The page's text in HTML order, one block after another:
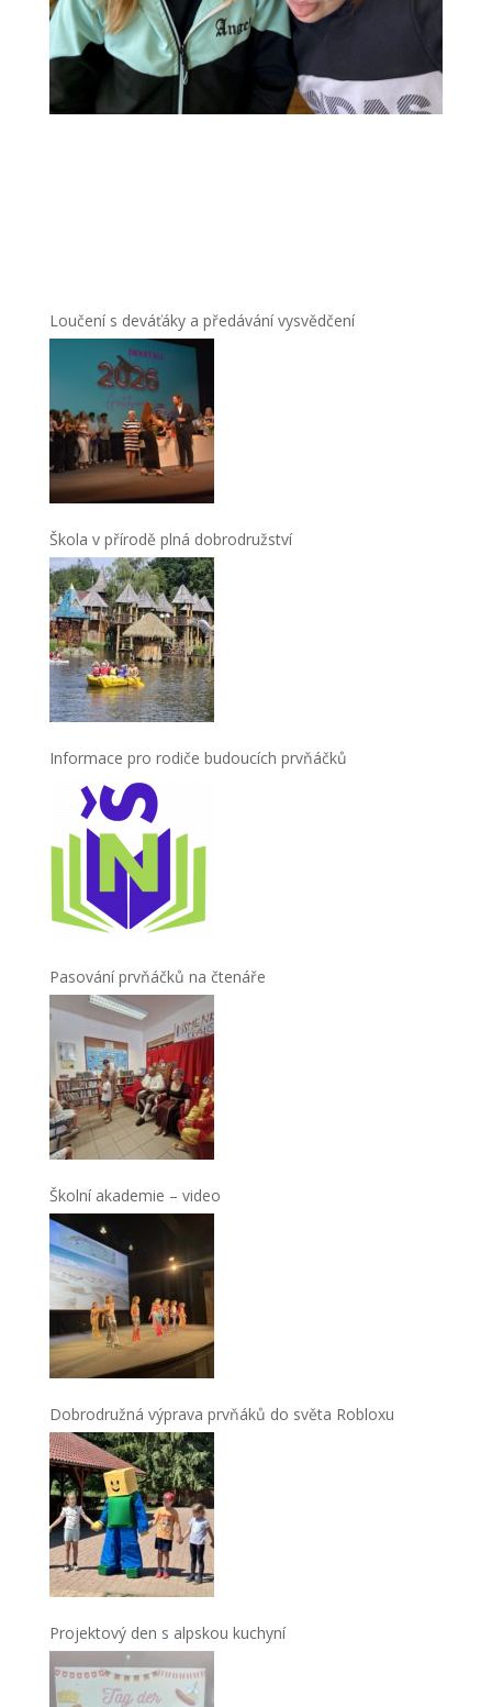
Loučení s deváťáky a předávání vysvědčení
Škola v přírodě plná dobrodružství
Informace pro rodiče budoucích prvňáčků
Pasování prvňáčků na čtenáře
Školní akademie – video
Dobrodružná výprava prvňáků do světa Robloxu
Projektový den s alpskou kuchyní